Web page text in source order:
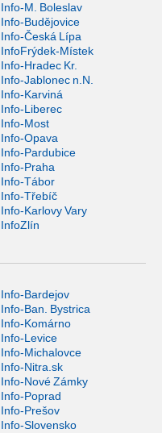
Info-M. Boleslav
Info-Budějovice
Info-Česká Lípa
InfoFrýdek-Místek
Info-Hradec Kr.
Info-Jablonec n.N.
Info-Karviná
Info-Liberec
Info-Most
Info-Opava
Info-Pardubice
Info-Praha
Info-Tábor
Info-Třebíč
Info-Karlovy Vary
InfoZlín
Info-Bardejov
Info-Ban. Bystrica
Info-Komárno
Info-Levice
Info-Michalovce
Info-Nitra.sk
Info-Nové Zámky
Info-Poprad
Info-Prešov
Info-Slovensko